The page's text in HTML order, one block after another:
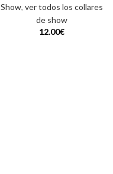
Show,ver todos los collares
de show
12.00€